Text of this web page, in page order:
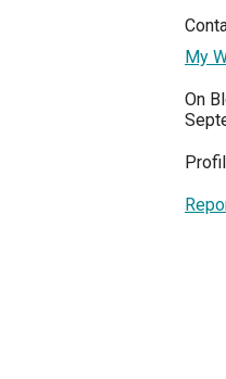
My
On